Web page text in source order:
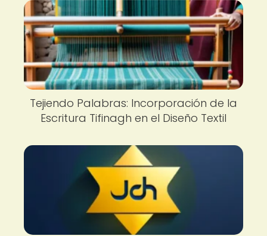
Tejiendo Palabras: Incorporación de la
Escritura Tifinagh en el Diseño Textil